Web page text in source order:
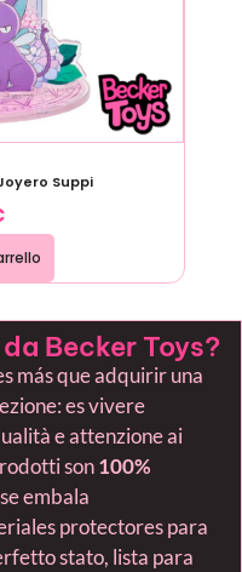
Suppi
Becker Toys?
más que adquirir una
es vivere
e attenzione ai
son100%
embala
protectores para
stato, lista para